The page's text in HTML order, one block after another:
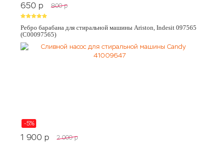
650 p 800 p
Ребро барабана для стиральной машины Ariston, Indesit 097565
(C00097565)
-5%
1 900 p 2 000 p